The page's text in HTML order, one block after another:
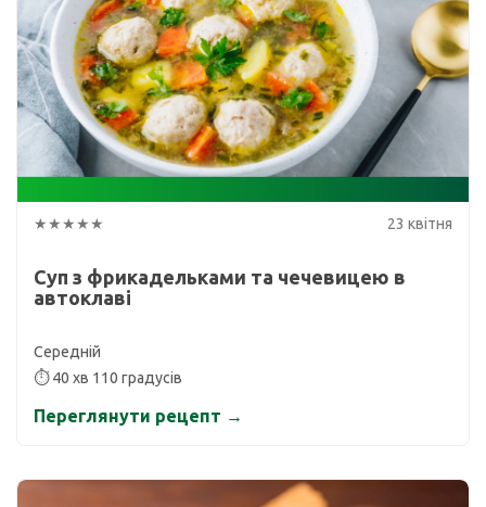
★★★★★ 23 квітня
Суп з фрикадельками та чечевицею в
автоклаві
Середній
⏱ 40 хв 110 градусів
Переглянути рецепт →